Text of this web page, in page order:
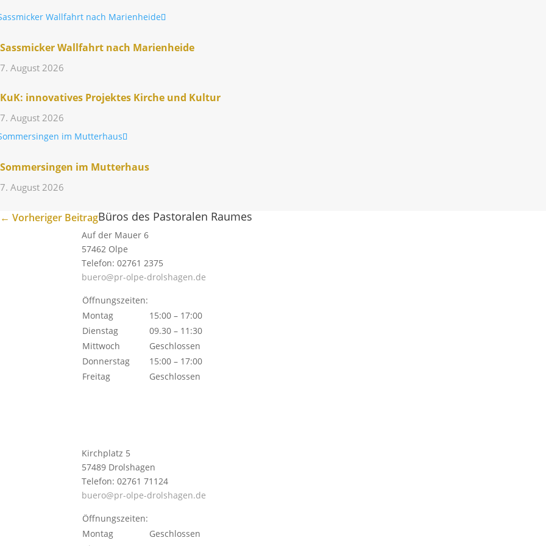
Sass­mi­cker Wall­fahrt nach Marienheide
7. August 2026
KuK: inno­va­tives Projektes Kirche und Kultur
7. August 2026
Sommer­singen im Mutterhaus
7. August 2026
← Vorheriger BeitragBüros des Pastoralen Raumes
Auf der Mauer 6
57462 Olpe
Telefon: 02761 2375
buero@pr-olpe-drolshagen.de
Öffnungszeiten:
Montag
15:00 – 17:00
Dienstag
09.30 – 11:30
Mittwoch
Geschlossen
Donnerstag
15:00 – 17:00
Freitag
Geschlossen
Kirchplatz 5
57489 Drolshagen
Telefon: 02761 71124
buero@pr-olpe-drolshagen.de
Öffnungszeiten:
Montag
Geschlossen